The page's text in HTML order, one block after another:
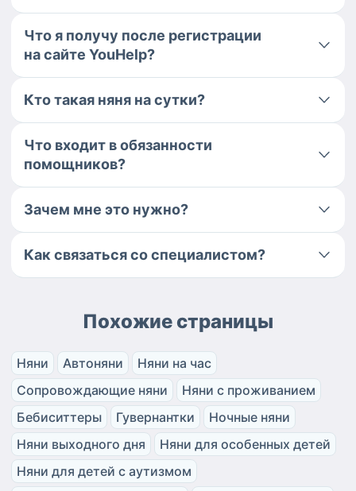
Что я получу после регистрации
на сайте YouHelp?
Кто такая няня на сутки?
Что входит в обязанности
помощников?
Зачем мне это нужно?
Как связаться со специалистом?
Похожие страницы
Няни Автоняни
Няни на час
Сопровождающие няни
Няни с проживанием
Бебиситтеры
Гувернантки
Ночные няни
Няни выходного дня
Няни для особенных детей
Няни для детей с аутизмом